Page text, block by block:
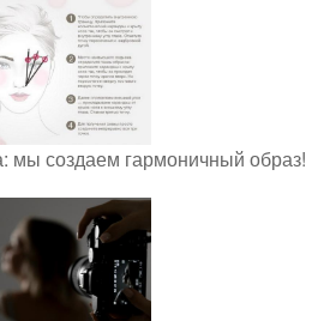
мы создаем гармоничный образ!